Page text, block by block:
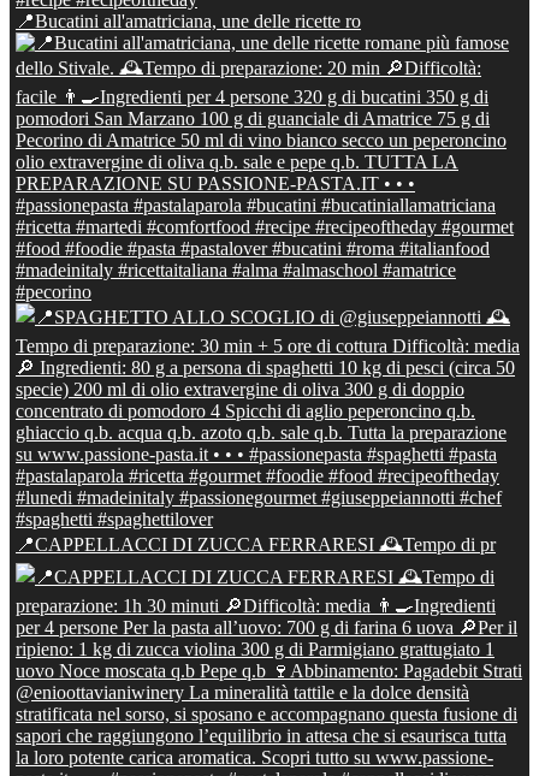
📍Bucatini all'amatriciana, une delle ricette ro
📍CAPPELLACCI DI ZUCCA FERRARESI 🕰Tempo di pr